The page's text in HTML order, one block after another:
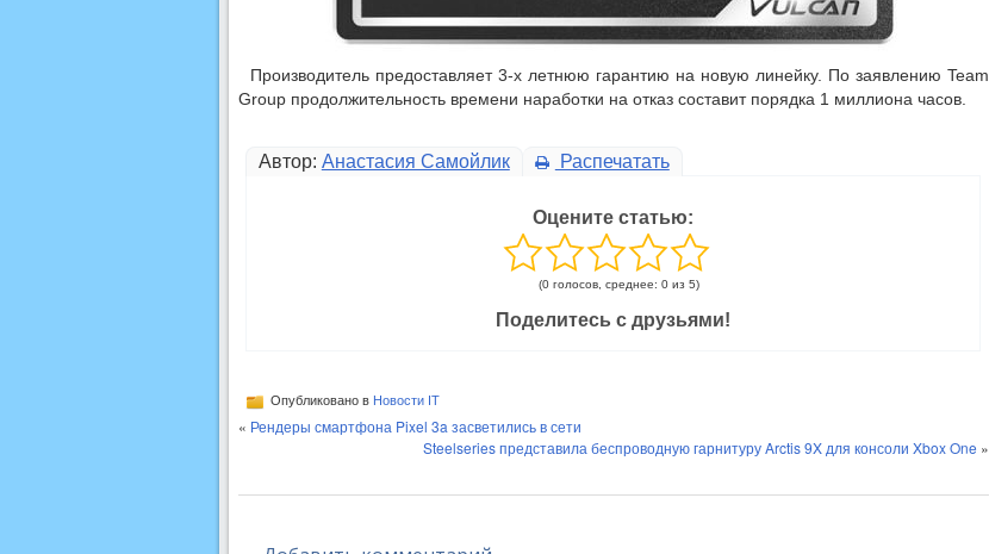
Производитель предоставляет 3-х летнюю гарантию на новую линейку. По заявлению Team
Group продолжительность времени наработки на отказ составит порядка 1 миллиона часов.
Автор: Анастасия Самойлик Распечатать
Оцените статью:
(0 голосов, среднее: 0 из 5)
Поделитесь с друзьями!
Опубликовано в Новости IT
« Рендеры смартфона Pixel 3a засветились в сети
Steelseries представила беспроводную гарнитуру Arctis 9X для консоли Xbox One »